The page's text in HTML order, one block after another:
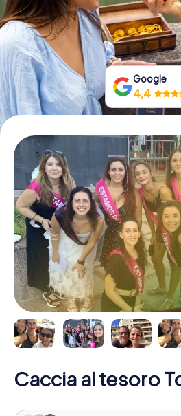
Acquista i
Google
4,4
Caccia al tesoro